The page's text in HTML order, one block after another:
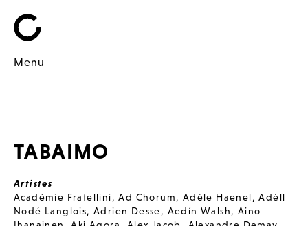
Menu
TABAIMO
Artistes
Académie Fratellini,Ad Chorum, Adèle Haenel,Adèll
Nodé Langlois,Adrien Desse, Aedín Walsh, Aino